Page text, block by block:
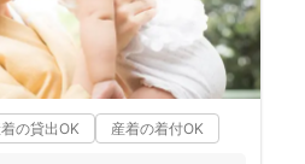
の貸出OK 産着の着付OK